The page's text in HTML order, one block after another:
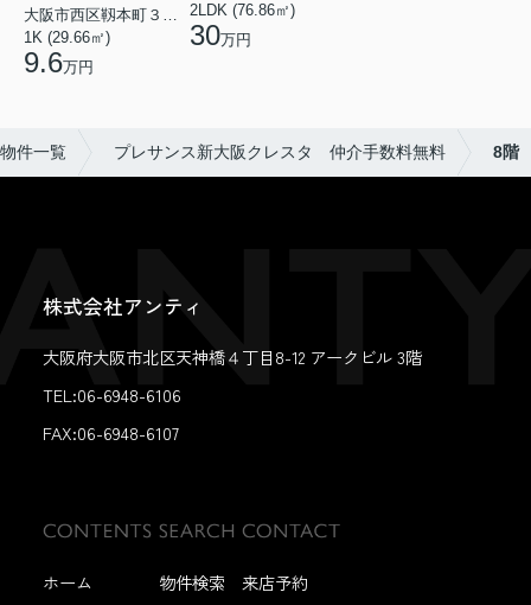
大阪市西区靱本町３丁目
1K (29.66㎡)
9.6万円
2LDK (76.86㎡)
30万円
件一覧 プレサンス新大阪クレスタ 仲介手数料無料 8階
株式会社アンティ
大阪府大阪市北区天神橋４丁目8-12 アークビル 3階
TEL:06-6948-6106
FAX:06-6948-6107
ホーム
物件検索
来店予約